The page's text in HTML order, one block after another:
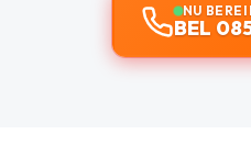
NU
BEL